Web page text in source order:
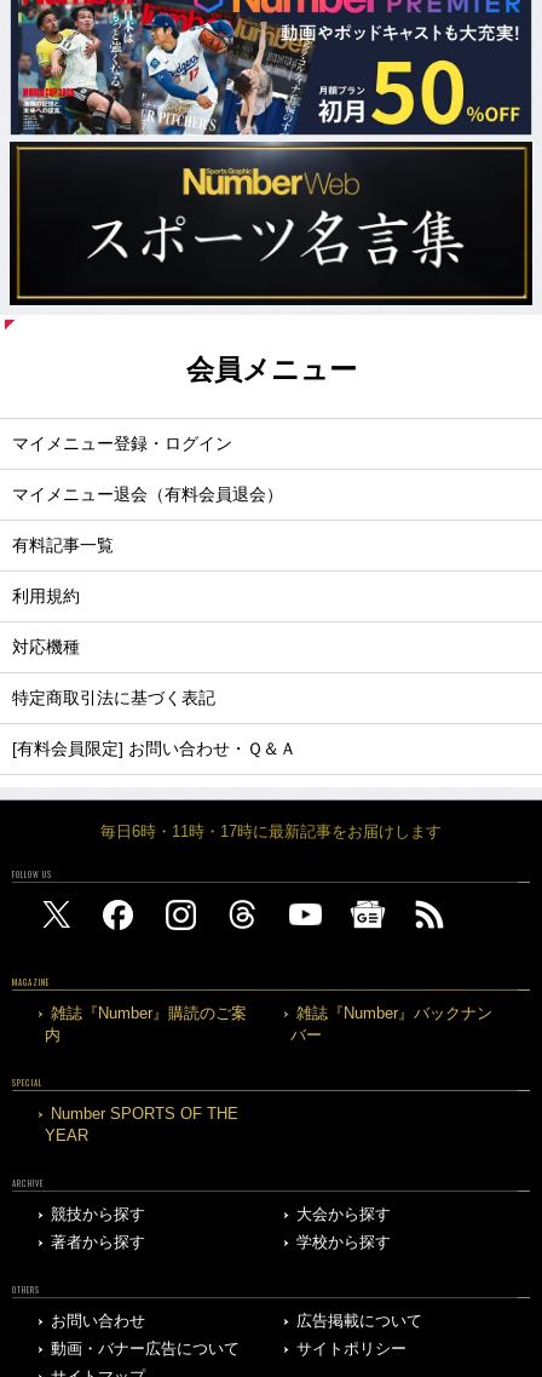
会員メニュー
マイメニュー登録・ログイン
マイメニュー退会（有料会員退会）
有料記事一覧
利用規約
対応機種
特定商取引法に基づく表記
[有料会員限定] お問い合わせ・Ｑ＆Ａ
毎日6時・11時・17時に最新記事をお届けします
FOLLOW US
MAGAZINE
雑誌『Number』購読のご案
内
雑誌『Number』バックナン
バー
SPECIAL
Number SPORTS OF THE
YEAR
ARCHIVE
競技から探す
大会から探す
著者から探す
学校から探す
OTHERS
お問い合わせ
広告掲載について
動画・バナー広告について
サイトポリシー